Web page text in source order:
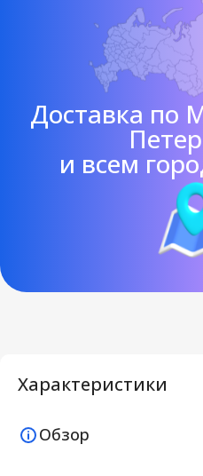
Доставка по
и всем
Характеристики
Обзор